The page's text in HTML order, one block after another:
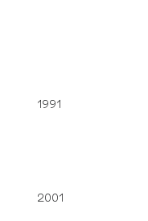
1991
2001